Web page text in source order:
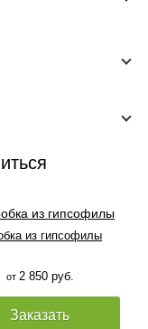
из гипсофилы
от 2 850 руб.
Заказать